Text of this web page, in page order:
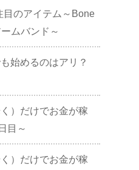
目のアイテム～Bone
ムバンド～
始めるのはアリ？
）だけでお金が稼
目～
）だけでお金が稼